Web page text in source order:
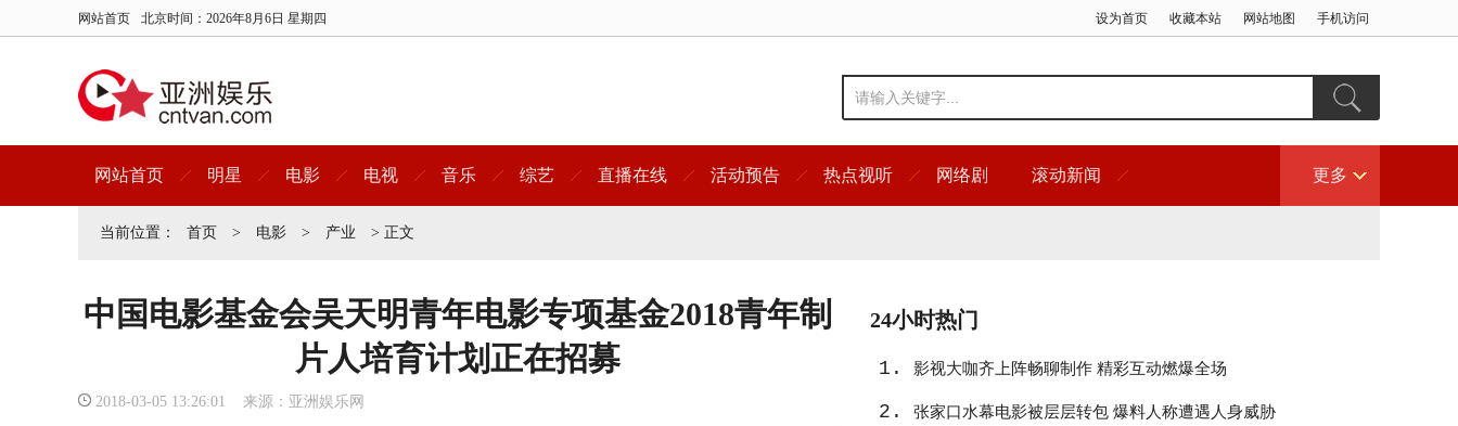
网站首页 北京时间： 2026年8月6日 星期四 设为首页 收藏本站 网站地图 手机访问
网站首页 明星 电影 电视 音乐 综艺 直播在线 活动预告 热点视听 网络剧 滚动新闻 更多
当前位置： 首页 > 电影 > 产业 > 正文
中国电影基金会吴天明青年电影专项基金2018青年制
片人培育计划正在招募
2018-03-05 13:26:01 来源：亚洲娱乐网
24小时热门
1. 影视大咖齐上阵畅聊制作 精彩互动燃爆全场
2. 张家口水幕电影被层层转包 爆料人称遭遇人身威胁